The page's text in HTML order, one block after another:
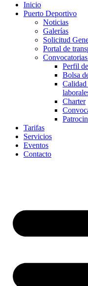
Inicio
Puerto Deportivo
Noticias
Galerías
Solicitud
Portal de
Perfil
Bolsa
Calidad
Charter
Tarifas
Servicios
Eventos
Contacto